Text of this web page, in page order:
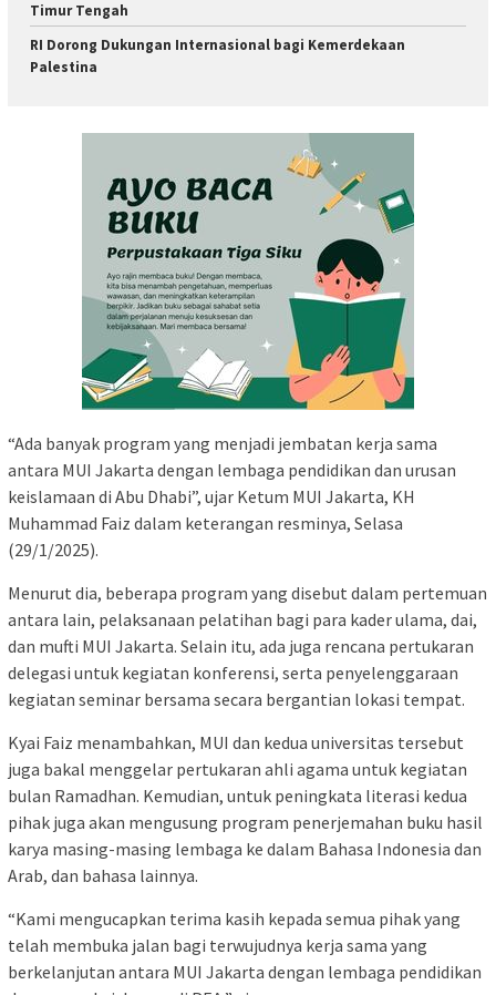
Timur Tengah
RI Dorong Dukungan Internasional bagi Kemerdekaan
Palestina
“Ada banyak program yang menjadi jembatan kerja sama
antara MUI Jakarta dengan lembaga pendidikan dan urusan
keislamaan di Abu Dhabi”, ujar Ketum MUI Jakarta, KH
Muhammad Faiz dalam keterangan resminya, Selasa
(29/1/2025).
Menurut dia, beberapa program yang disebut dalam pertemuan
antara lain, pelaksanaan pelatihan bagi para kader ulama, dai,
dan mufti MUI Jakarta. Selain itu, ada juga rencana pertukaran
delegasi untuk kegiatan konferensi, serta penyelenggaraan
kegiatan seminar bersama secara bergantian lokasi tempat.
Kyai Faiz menambahkan, MUI dan kedua universitas tersebut
juga bakal menggelar pertukaran ahli agama untuk kegiatan
bulan Ramadhan. Kemudian, untuk peningkata literasi kedua
pihak juga akan mengusung program penerjemahan buku hasil
karya masing-masing lembaga ke dalam Bahasa Indonesia dan
Arab, dan bahasa lainnya.
“Kami mengucapkan terima kasih kepada semua pihak yang
telah membuka jalan bagi terwujudnya kerja sama yang
berkelanjutan antara MUI Jakarta dengan lembaga pendidikan